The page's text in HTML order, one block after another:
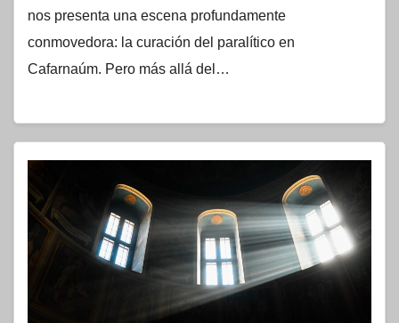
nos presenta una escena profundamente
conmovedora: la curación del paralítico en
Cafarnaúm. Pero más allá del…